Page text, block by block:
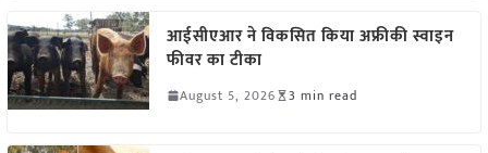
आईसीएआर ने विकसित किया अफ्रीकी स्वाइन
फीवर का टीका
August 5, 2026 3 min read